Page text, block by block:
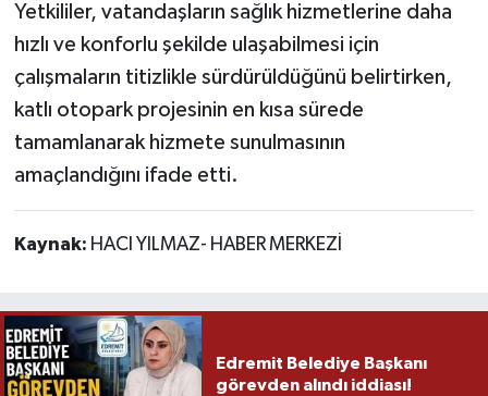
Yetkililer, vatandaşların sağlık hizmetlerine daha
hızlı ve konforlu şekilde ulaşabilmesi için
çalışmaların titizlikle sürdürüldüğünü belirtirken,
katlı otopark projesinin en kısa sürede
tamamlanarak hizmete sunulmasının
amaçlandığını ifade etti.
Kaynak: HACI YILMAZ- HABER MERKEZİ
Edremit Belediye Başkanı
görevden alındı iddiası!